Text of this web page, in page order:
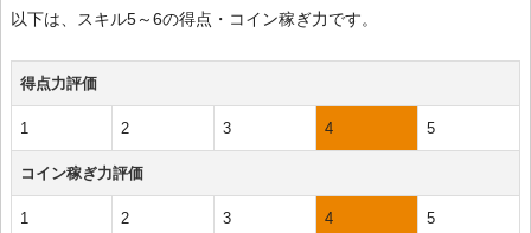
以下は、スキル5～6の得点・コイン稼ぎ力です。
得点力評価
1 2 3 4 5
コイン稼ぎ力評価
1 2 3 4 5